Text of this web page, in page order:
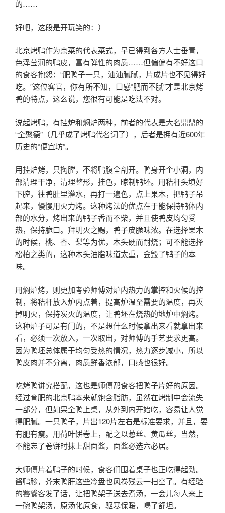
的……
好吧，这段是开玩笑的：）
北京烤鸭作为京菜的代表菜式，早已得到各方人士垂青，
色泽莹润的鸭皮，富有弹性的肉质……但偏偏有不好这口
的食客抱怨：“肥鸭子一只，油油腻腻，片成片也不见得好
吃。”这位客官，你有所不知，口感“肥而不腻”才是北京烤
鸭的特点，这么说，您很有可能是吃法不对。
说起烤鸭，有挂炉和焖炉两种，前者的代表是大名鼎鼎的
“全聚德”（几乎成了烤鸭代名词了），后者是拥有近600年
历史的“便宜坊”。
用挂炉烤，只掏膛，不将鸭腹全剖开。鸭身开个小洞，内
部清理干净，清理整形，挂色，晾制鸭坯。用秸秆头填好
下腔，往鸭肚里灌水，再打一遍色，点上果木，把鸭子吊
起来，慢慢用火力烤。这种烤法的优点在于能保持鸭体内
部的水分，烤出来的鸭子香而不柴，并且使鸭皮均匀受
热，保持脆口。拜明火之赐，鸭子皮脆味浓。在选择果木
的时候，桃、杏、梨等为优，木头硬而耐烧；可不能选择
松柏之类的，这种木头油脂味道太重，会毁了鸭子的本
味。
用焖炉烤，则更加考验师傅对炉内热力的掌控和火候的控
制，将秸秆放入炉内点着，提高炉温至需要的温度，再灭
掉明火，保持炭火的温度，让鸭坯在烧热的地炉中焖烤。
这种炉子可是有门的，不是想什么时候拿出来看就拿出来
看，必须一次放入，一次取出，对师傅的手艺要求更高。
因为鸭坯总体属于均匀受热的情况，热力逐步减小，所以
鸭皮肉并不分离，肉质鲜香浓郁，口感也很好。
吃烤鸭讲究搭配，这也是师傅帮食客把鸭子片好的原因。
经过育肥的北京鸭本来就饱含脂肪，虽然在烤制中会流失
一部分，但如果全鸭上桌，从外到内开始吃，容易让人觉
得肥腻。一只鸭子，片出120片左右是标准要求，并且，要
有肥有瘦。用荷叶饼卷上，配之以葱丝、黄瓜丝，当然，
不能忘了卷饼时抹上甜面酱，面酱必选六必居。
大师傅片着鸭子的时候，食客们围着桌子也正吃得起劲。
酱鸭胗，芥末鸭肝这些冷盘也风卷残云一扫空了。有经验
的饕餮客发了话，让把鸭架子送去煮汤，一会儿每人来上
一碗鸭架汤，原汤化原食，驱寒保暖，喝了舒坦。